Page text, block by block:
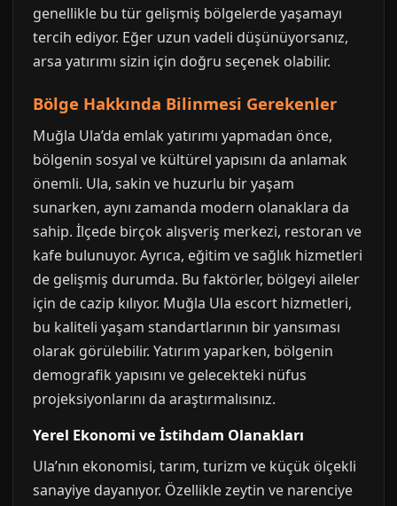
genellikle bu tür gelişmiş bölgelerde yaşamayı
tercih ediyor. Eğer uzun vadeli düşünüyorsanız,
arsa yatırımı sizin için doğru seçenek olabilir.
Bölge Hakkında Bilinmesi Gerekenler
Muğla Ula’da emlak yatırımı yapmadan önce,
bölgenin sosyal ve kültürel yapısını da anlamak
önemli. Ula, sakin ve huzurlu bir yaşam
sunarken, aynı zamanda modern olanaklara da
sahip. İlçede birçok alışveriş merkezi, restoran ve
kafe bulunuyor. Ayrıca, eğitim ve sağlık hizmetleri
de gelişmiş durumda. Bu faktörler, bölgeyi aileler
için de cazip kılıyor. Muğla Ula escort hizmetleri,
bu kaliteli yaşam standartlarının bir yansıması
olarak görülebilir. Yatırım yaparken, bölgenin
demografik yapısını ve gelecekteki nüfus
projeksiyonlarını da araştırmalısınız.
Yerel Ekonomi ve İstihdam Olanakları
Ula’nın ekonomisi, tarım, turizm ve küçük ölçekli
sanayiye dayanıyor. Özellikle zeytin ve narenciye